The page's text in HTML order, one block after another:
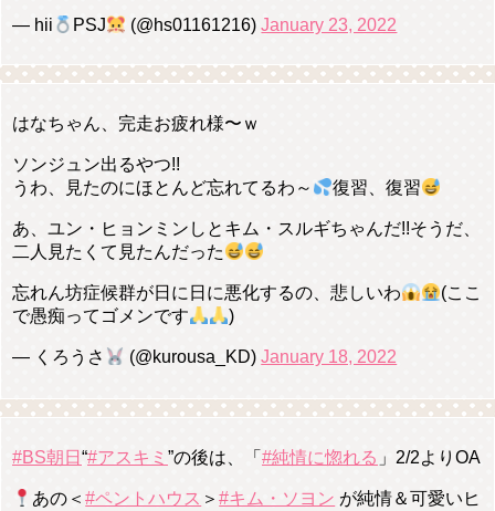
— hii PSJ (@hs01161216)January 23, 2022
はなちゃん、完走お疲れ様〜ｗ
ソンジュン出るやつ!!
うわ、見たのにほとんど忘れてるわ～
復習、復習
あ、ユン・ヒョンミンしとキム・スルギちゃんだ!!そうだ、
二人見たくて見たんだった
忘れん坊症候群が日に日に悪化するの、悲しいわ
(ここ
で愚痴ってゴメンです
)
— くろうさ (@kurousa_KD)January 18, 2022
#BS朝日 “#アスキミ ”の後は、「 #純情に惚れる 」2/2よりOA
あの＜#ペントハウス ＞#キム・ソヨン が純情＆可愛いヒ